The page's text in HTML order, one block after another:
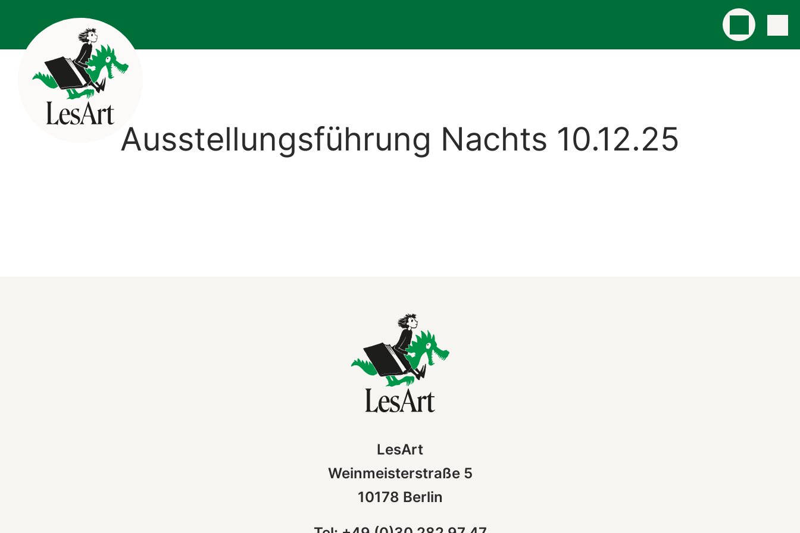
Ausstellungsführung Nachts 10.12.25
LesArt
Weinmeisterstraße 5
10178 Berlin